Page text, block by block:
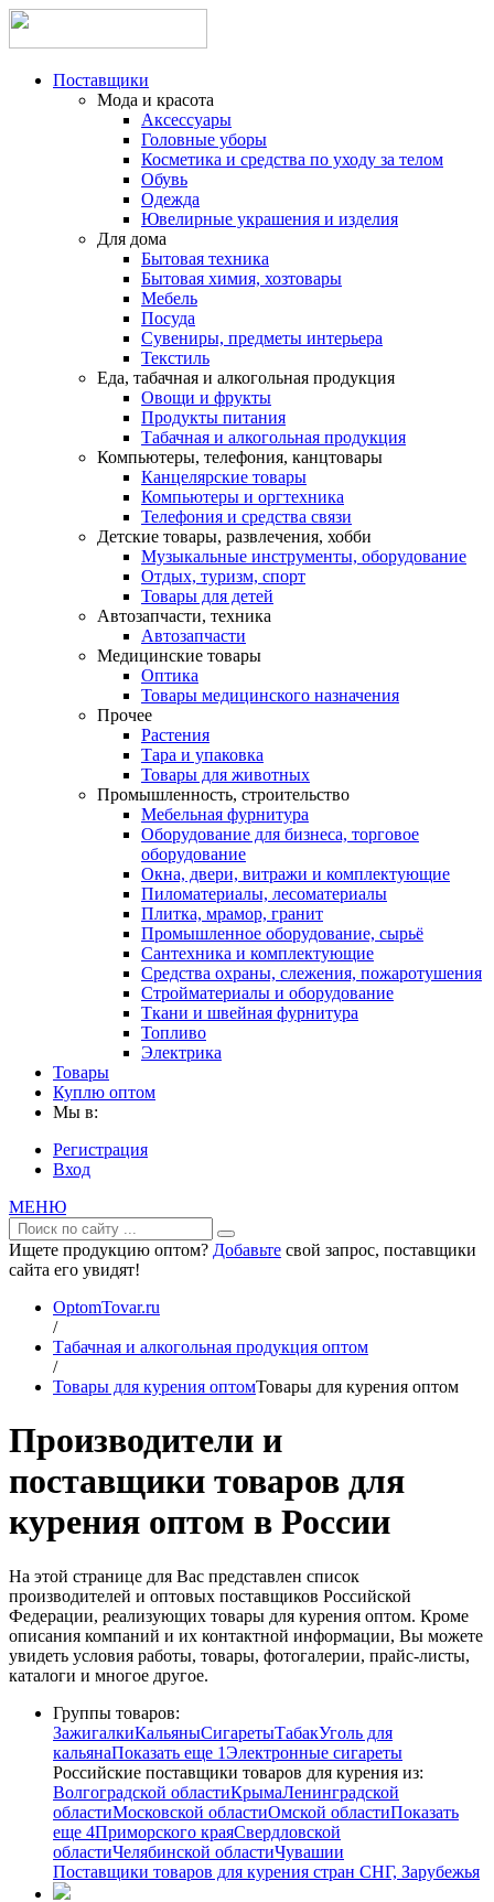
Поставщики
Мода и красота
Аксессуары
Головные уборы
Косметика и средства по уходу за телом
Обувь
Одежда
Ювелирные украшения и изделия
Для дома
Бытовая техника
Бытовая химия, хозтовары
Мебель
Посуда
Сувениры, предметы интерьера
Текстиль
Еда, табачная и алкогольная продукция
Овощи и фрукты
Продукты питания
Табачная и алкогольная продукция
Компьютеры, телефония, канцтовары
Канцелярские товары
Компьютеры и оргтехника
Телефония и средства связи
Детские товары, развлечения, хобби
Музыкальные инструменты, оборудование
Отдых, туризм, спорт
Товары для детей
Автозапчасти, техника
Автозапчасти
Медицинские товары
Оптика
Товары медицинского назначения
Прочее
Растения
Тара и упаковка
Товары для животных
Промышленность, строительство
Мебельная фурнитура
Оборудование для бизнеса, торговое
оборудование
Окна, двери, витражи и комплектующие
Пиломатериалы, лесоматериалы
Плитка, мрамор, гранит
Промышленное оборудование, сырьё
Сантехника и комплектующие
Средства охраны, слежения, пожаротушения
Стройматериалы и оборудование
Ткани и швейная фурнитура
Топливо
Электрика
Товары
Куплю оптом
Мы в:
Регистрация
Вход
МЕНЮ
Ищете продукцию оптом? Добавьте свой запрос, поставщики
сайта его увидят!
OptomTovar.ru
/
Табачная и алкогольная продукция оптом
/
Товары для курения оптомТовары для курения оптом
Производители и
поставщики товаров для
курения оптом в России
На этой странице для Вас представлен список
производителей и оптовых поставщиков Российской
Федерации, реализующих товары для курения оптом. Кроме
описания компаний и их контактной информации, Вы можете
увидеть условия работы, товары, фотогалерии, прайс-листы,
каталоги и многое другое.
Группы товаров:
ЗажигалкиКальяныСигаретыТабакУголь для
кальянаПоказать еще 1Электронные сигареты
Российские поставщики товаров для курения из:
Волгоградской областиКрымаЛенинградской
областиМосковской областиОмской областиПоказать
еще 4Приморского краяСвердловской
областиЧелябинской областиЧувашии
Поставщики товаров для курения стран СНГ, Зарубежья